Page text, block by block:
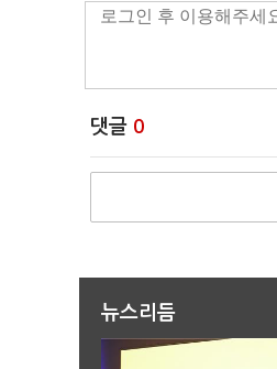
댓글 0
뉴스리듬